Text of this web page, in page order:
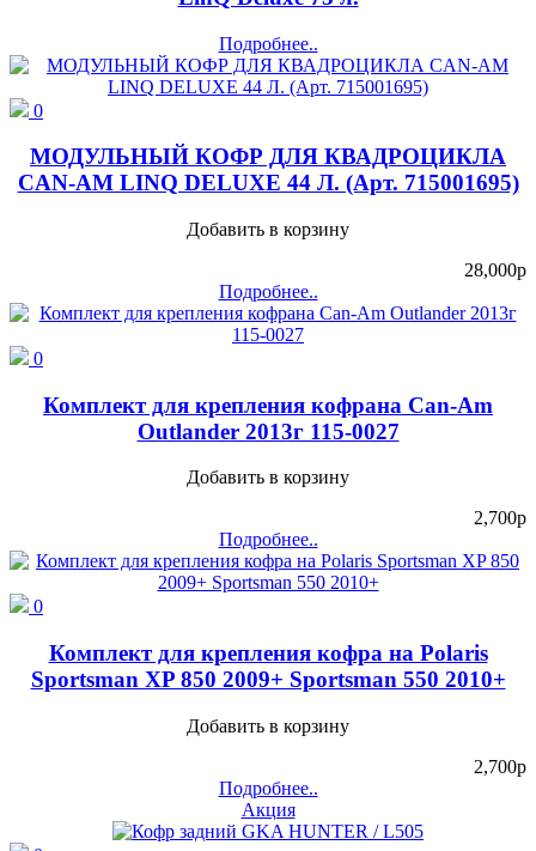
Подробнее..
0
МОДУЛЬНЫЙ КОФР ДЛЯ КВАДРОЦИКЛА
CAN-AM LINQ DELUXE 44 Л. (Арт. 715001695)
Добавить в корзину
28,000p
Подробнее..
0
Комплект для крепления кофрана Can-Am
Outlander 2013г 115-0027
Добавить в корзину
2,700p
Подробнее..
0
Комплект для крепления кофра на Polaris
Sportsman XP 850 2009+ Sportsman 550 2010+
Добавить в корзину
2,700p
Подробнее..
Акция